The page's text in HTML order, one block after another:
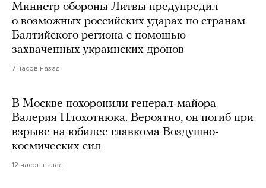
Министр обороны Литвы предупредил
о возможных российских ударах по странам
Балтийского региона с помощью
захваченных украинских дронов
7 часов назад
В Москве похоронили генерал-майора
Валерия Плохотнюка. Вероятно, он погиб при
взрыве на юбилее главкома Воздушно-
космических сил
12 часов назад